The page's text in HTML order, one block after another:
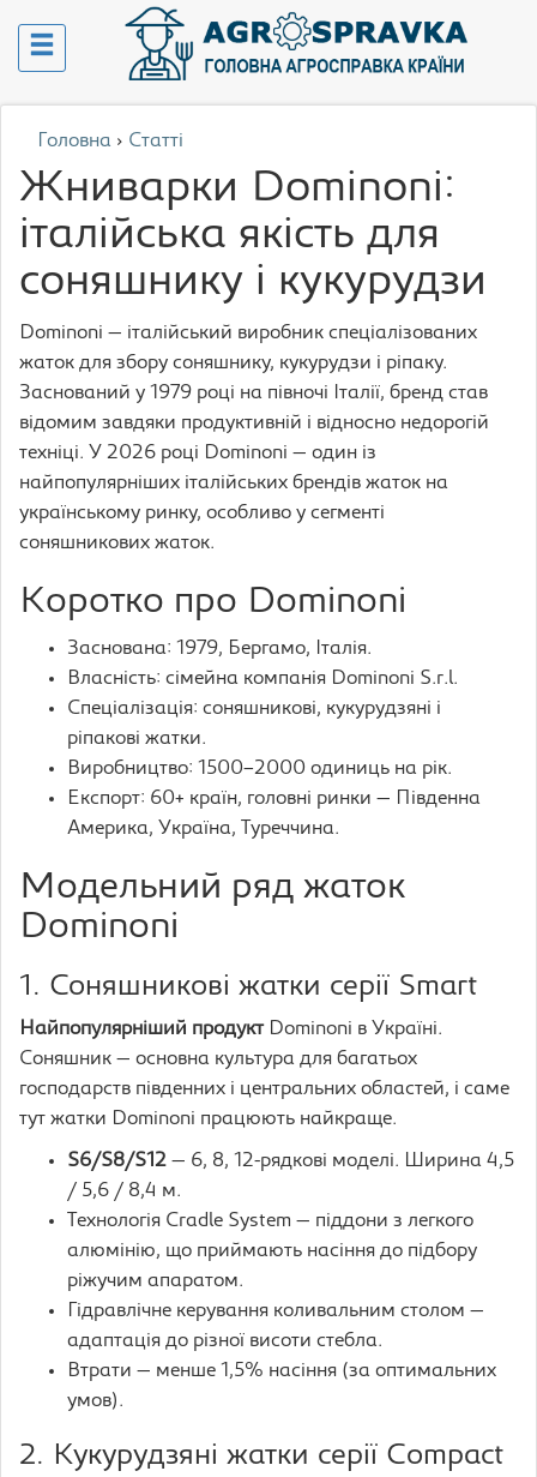
Головна › Статті
Жниварки Dominoni:
італійська якість для
соняшнику і кукурудзи
Dominoni — італійський виробник спеціалізованих
жаток для збору соняшнику, кукурудзи і ріпаку.
Заснований у 1979 році на півночі Італії, бренд став
відомим завдяки продуктивній і відносно недорогій
техніці. У 2026 році Dominoni — один із
найпопулярніших італійських брендів жаток на
українському ринку, особливо у сегменті
соняшникових жаток.
Коротко про Dominoni
Заснована: 1979, Бергамо, Італія.
Власність: сімейна компанія Dominoni S.r.l.
Спеціалізація: соняшникові, кукурудзяні і
ріпакові жатки.
Виробництво: 1500–2000 одиниць на рік.
Експорт: 60+ країн, головні ринки — Південна
Америка, Україна, Туреччина.
Модельний ряд жаток
Dominoni
1. Соняшникові жатки серії Smart
Найпопулярніший продуктDominoni в Україні.
Соняшник — основна культура для багатьох
господарств південних і центральних областей, і саме
тут жатки Dominoni працюють найкраще.
S6/S8/S12 — 6, 8, 12-рядкові моделі. Ширина 4,5
/ 5,6 / 8,4 м.
Технологія Cradle System — піддони з легкого
алюмінію, що приймають насіння до підбору
ріжучим апаратом.
Гідравлічне керування коливальним столом —
адаптація до різної висоти стебла.
Втрати — менше 1,5% насіння (за оптимальних
умов).
2. Кукурудзяні жатки серії Compact